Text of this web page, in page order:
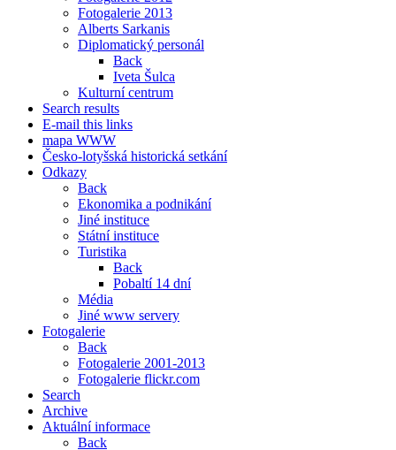
Fotogalerie 2013
Alberts Sarkanis
Diplomatický personál
Back
Iveta Šulca
Kulturní centrum
Search results
E-mail this links
mapa WWW
Česko-lotyšská historická setkání
Odkazy
Back
Ekonomika a podnikání
Jiné instituce
Státní instituce
Turistika
Back
Pobaltí 14 dní
Média
Jiné www servery
Fotogalerie
Back
Fotogalerie 2001-2013
Fotogalerie flickr.com
Search
Archive
Aktuální informace
Back